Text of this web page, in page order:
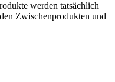
werden tatsächlich
Zwischenprodukten und